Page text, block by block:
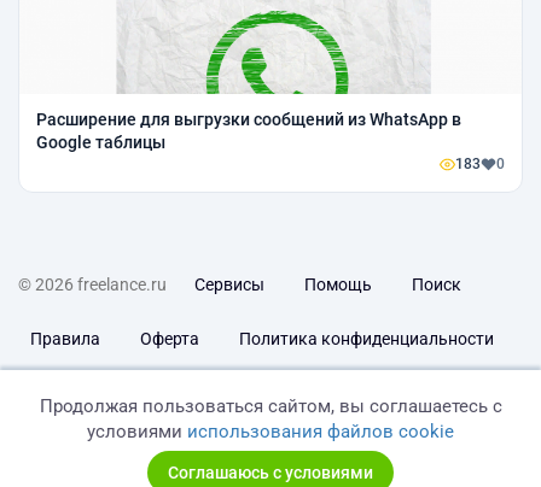
Расширение для выгрузки сообщений из WhatsApp в
Google таблицы
183 0
© 2026 freelance.ru Сервисы Помощь Поиск
Правила Оферта Политика конфиденциальности
Продолжая пользоваться сайтом, вы соглашаетесь с
условиями использования файлов cookie
Соглашаюсь с условиями